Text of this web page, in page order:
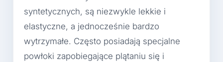
syntetycznych, są niezwykle lekkie i
elastyczne, a jednocześnie bardzo
wytrzymałe. Często posiadają specjalne
powłoki zapobiegające plątaniu się i